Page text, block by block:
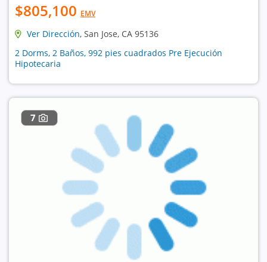
$805,100 EMV
Ver Dirección, San Jose, CA 95136
2 Dorms, 2 Baños, 992 pies cuadrados Pre Ejecución
Hipotecaria
7